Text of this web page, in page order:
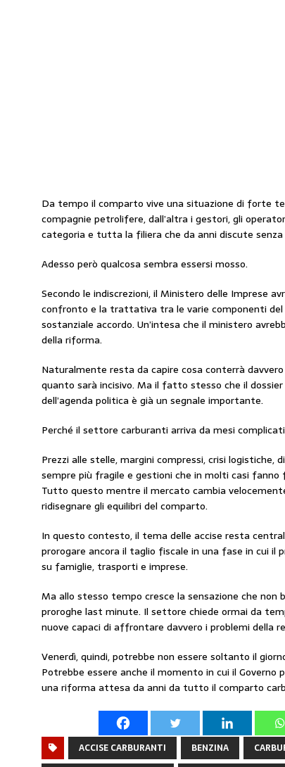
Da tempo il comparto vive una situazione di forte
compagnie petrolifere, dall’altra i gestori, gli
categoria e tutta la filiera che da anni discute
Adesso però qualcosa sembra essersi mosso.
Secondo le indiscrezioni, il Ministero delle Imprese
confronto e la trattativa tra le varie componenti
sostanziale accordo. Un’intesa che il ministero
della riforma.
Naturalmente resta da capire cosa conterrà
quanto sarà incisivo. Ma il fatto stesso che il
dell’agenda politica è già un segnale importante.
Perché il settore carburanti arriva da mesi
Prezzi alle stelle, margini compressi, crisi
sempre più fragile e gestioni che in molti casi
Tutto questo mentre il mercato cambia
ridisegnare gli equilibri del comparto.
In questo contesto, il tema delle accise resta
prorogare ancora il taglio fiscale in una fase in cui il
su famiglie, trasporti e imprese.
Ma allo stesso tempo cresce la sensazione che
proroghe last minute. Il settore chiede ormai da
nuove capaci di affrontare davvero i problemi della
Venerdì, quindi, potrebbe non essere soltanto il
Potrebbe essere anche il momento in cui il
una riforma attesa da anni da tutto il comparto
ACCISE CARBURANTI BENZINA